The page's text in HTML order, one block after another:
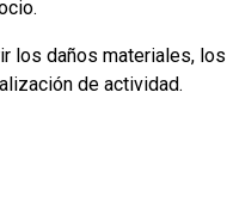
los daños materiales,
de actividad.